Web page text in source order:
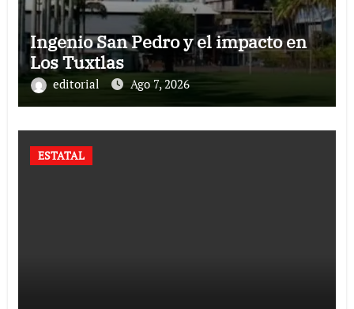
Ingenio San Pedro y el impacto en
Los Tuxtlas
editorial Ago 7, 2026
ESTATAL